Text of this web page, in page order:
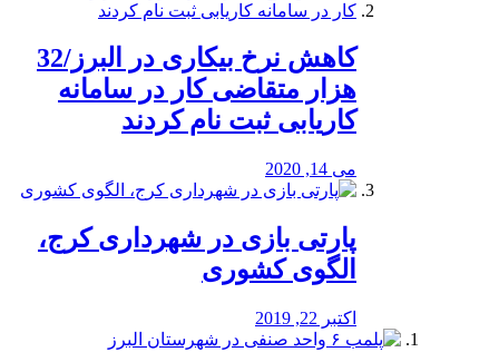
کاهش نرخ بیکاری در البرز/32
هزار متقاضی کار در سامانه
کاریابی ثبت نام کردند
می 14, 2020
پارتی بازی در شهرداری کرج،
الگوی کشوری
اکتبر 22, 2019